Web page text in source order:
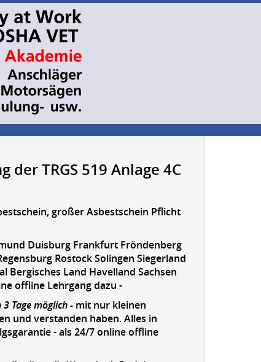
TRGS 519 Anlage 4C
großer Asbestschein Pflicht
Duisburg Frankfurt Fröndenberg
Rostock Solingen Siegerland
Bergisches Land Havelland Sachsen
offline Lehrgang dazu -
Tage möglich - mit nur kleinen
und verstanden haben. Alles in
- als 24/7 online offline